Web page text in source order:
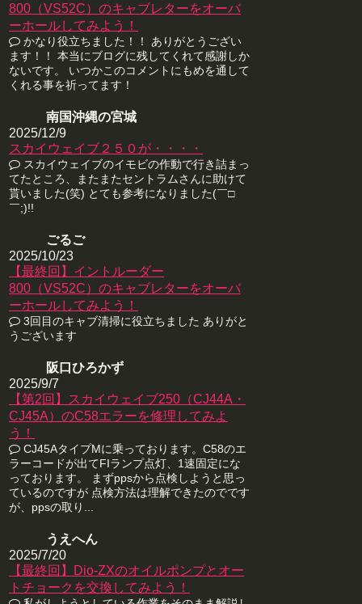
800（VS52C）のキャブレターをオーバ
ーホールしてみよう！
かなり役立ちました！！ ありがとうござい
ます！！ 本当にブログに残してくれて感謝しか
ないです。 いつかこのコメントにもめを通して
くれる事を祈ってます！
南国沖縄の宮城
2025/12/9
スカイウェイブ２５０が・・・・
スカイウェイブのイモビの作動で行き詰まっ
てたところ、またまたセントラムさんに助けて
貰いました(笑) とても参考になりました(￣□
￣;)!!
ごるご
2025/10/23
【最終回】イントルーダー
800（VS52C）のキャブレターをオーバ
ーホールしてみよう！
3回目のキャブ清掃に役立ちました ありがと
うございます
阪口ひろかず
2025/9/7
【第2回】スカイウェイブ250（CJ44A・
CJ45A）のC58エラーを修理してみよ
う！
CJ45AタイプMに乗っております。C58のエ
ラーコードが出てFIランプ点灯、1速固定にな
っております。 まずppsから点検しようと思っ
ているのですが 点検方法は理解できたのでです
が、ppsの取り...
うえへん
2025/7/20
【最終回】Dio-ZXのオイルポンプとオー
トチョークを交換してみよう！